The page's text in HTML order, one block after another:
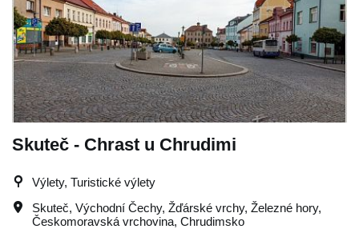
Skuteč - Chrast u Chrudimi
Výlety, Turistické výlety
Skuteč, Východní Čechy, Žďárské vrchy, Železné hory,
Českomoravská vrchovina, Chrudimsko